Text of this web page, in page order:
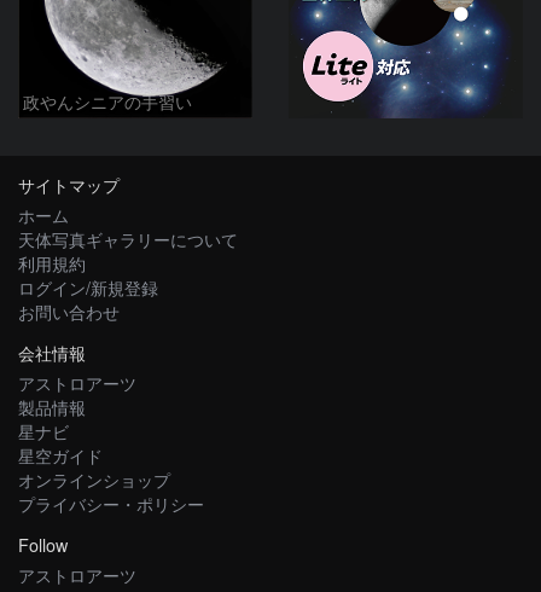
政やんシニアの手習い
サイトマップ
ホーム
天体写真ギャラリーについて
利用規約
ログイン/新規登録
お問い合わせ
会社情報
アストロアーツ
製品情報
星ナビ
星空ガイド
オンラインショップ
プライバシー・ポリシー
Follow
アストロアーツ